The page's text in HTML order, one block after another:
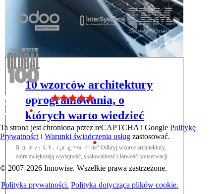
10 wzorców architektury
oprogramowania, o
których warto wiedzieć
Budujesz solidne oprogramowanie? Odkryj wzorce architektury,
które zwiększają wydajność, skalowalność i łatwość konserwacji.
Ta strona jest chroniona przez reCAPTCHA i Google Politykę
Prywatności i Warunki świadczenia usług zastosować.
© 2007-2026 Innowise. Wszelkie prawa zastrzeżone.
Polityka prywatności. Polityka dotycząca plików cookie.